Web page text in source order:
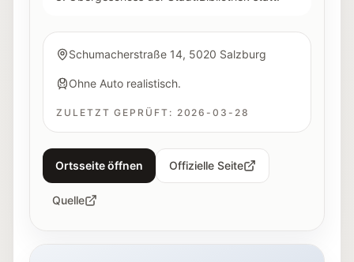
Schumacherstraße 14, 5020 Salzburg
Ohne Auto realistisch.
ZULETZT GEPRÜFT: 2026-03-28
Ortsseite öffnen Offizielle Seite
Quelle
Außenansicht von Hangar-7 in Salzburg bei Nacht.